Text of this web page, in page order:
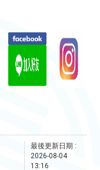
最後更新日期 :
2026-08-04
13:16